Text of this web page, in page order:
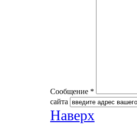
Сообщение *
сайта
Наверх